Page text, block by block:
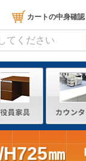
カートの中身確認
㎜